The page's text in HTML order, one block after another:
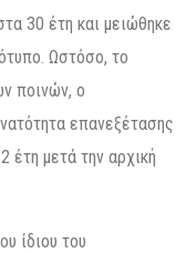
30 έτη και μειώθηκε
Ωστόσο, το
ποινών, ο
επανεξέτασης
έτη μετά την αρχική
ίδιου του